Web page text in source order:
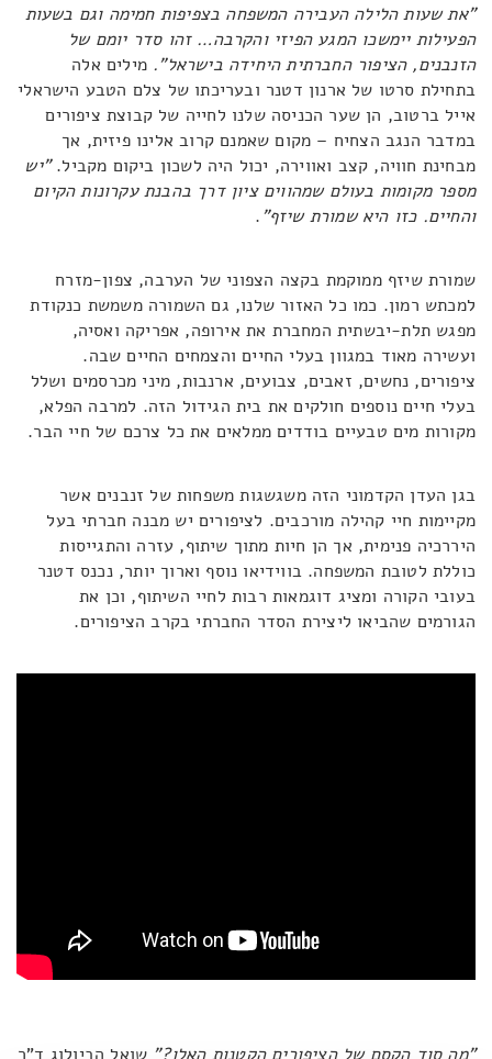
"את שעות הלילה העבירה המשפחה בצפיפות חמימה וגם בשעות
הפעילות יימשכו המגע הפיזי והקרבה… זהו סדר יומם של
הזנבנים, הציפור החברתית היחידה בישראל". מילים אלה
בתחילת סרטו של ארנון דטנר ובעריכתו של צלם הטבע הישראלי
אייל ברטוב, הן שער הכניסה שלנו לחייה של קבוצת ציפורים
במדבר הנגב הצחיח – מקום שאמנם קרוב אלינו פיזית, אך
מבחינת חוויה, קצב ואווירה, יכול היה לשכון ביקום מקביל."יש
מספר מקומות בעולם שמהווים ציון דרך בהבנת עקרונות הקיום
והחיים. כזו היא שמורת שיזף".
שמורת שיזף ממוקמת בקצה הצפוני של הערבה, צפון-מזרח
למכתש רמון. כמו כל האזור שלנו, גם השמורה משמשת כנקודת
מפגש תלת-יבשתית המחברת את אירופה, אפריקה ואסיה,
ועשירה מאוד במגוון בעלי החיים והצמחים החיים שבה.
ציפורים, נחשים, זאבים, צבועים, ארנבות, מיני מכרסמים ושלל
בעלי חיים נוספים חולקים את בית הגידול הזה. למרבה הפלא,
מקורות מים טבעיים בודדים ממלאים את כל צרכם של חיי הבר.
בגן העדן הקדמוני הזה משגשגות משפחות של זנבנים אשר
מקיימות חיי קהילה מורכבים. לציפורים יש מבנה חברתי בעל
היררכיה פנימית, אך הן חיות מתוך שיתוף, עזרה והתגייסות
כוללת לטובת המשפחה. בווידיאו נוסף וארוך יותר, נכנס דטנר
בעובי הקורה ומציג דוגמאות רבות לחיי השיתוף, וכן את
הגורמים שהביאו ליצירת הסדר החברתי בקרב הציפורים.